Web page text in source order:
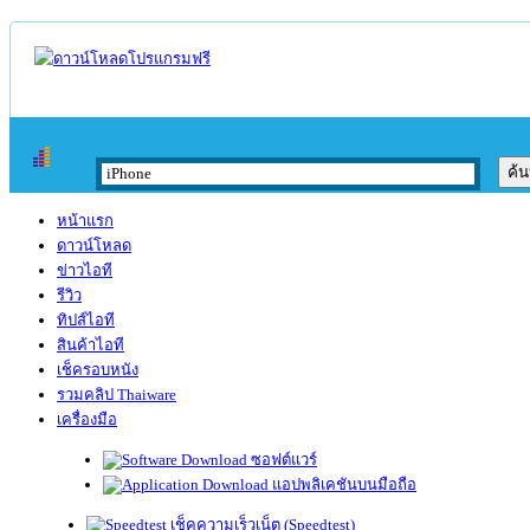
หน้าแรก
ดาวน์โหลด
ข่าวไอที
รีวิว
ทิปส์ไอที
สินค้าไอที
เช็ครอบหนัง
รวมคลิป Thaiware
เครื่องมือ
ซอฟต์แวร์
แอปพลิเคชันบนมือถือ
เช็คความเร็วเน็ต (Speedtest)